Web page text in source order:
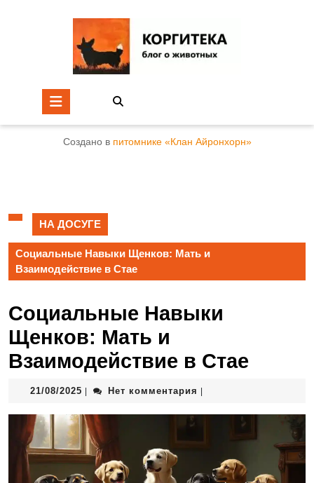
Создано в питомнике «Клан Айронхорн»
НА ДОСУГЕ
Социальные Навыки Щенков: Мать и
Взаимодействие в Стае
Социальные Навыки
Щенков: Мать и
Взаимодействие в Стае
21/08/2025 Нет комментария